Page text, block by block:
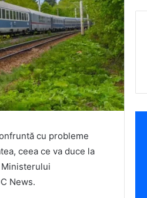
cu probleme
ceea ce va duce la
News.